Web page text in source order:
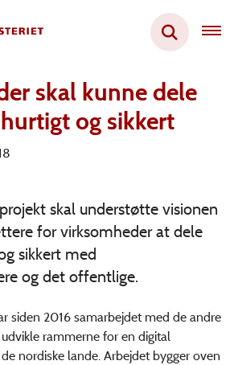
skal kunne dele
og sikkert
skal understøtte visionen
for virksomheder at dele
sikkert med
og det offentlige.
siden 2016 samarbejdet med de andre
rammerne for en digital
nordiske lande. Arbejdet bygger oven